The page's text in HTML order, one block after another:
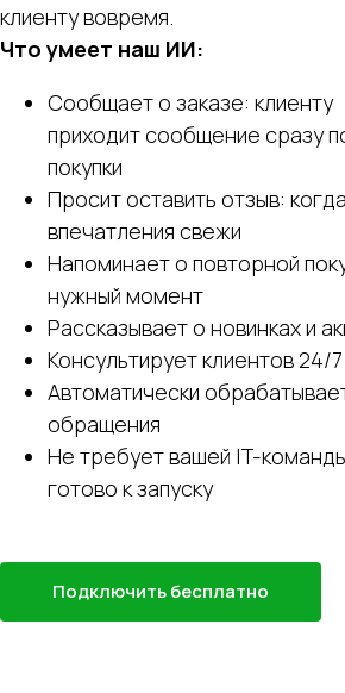
клиенту вовремя.
Что умеет наш ИИ:
Сообщает о заказе: клиенту
приходит сообщение сразу
покупки
Просит оставить отзыв: когда
впечатления свежи
Напоминает о повторной
нужный момент
Рассказывает о новинках и
Консультирует клиентов 24/7
Автоматически
обращения
Не требует вашей IT-
готово к запуску
Подключить бесплатно